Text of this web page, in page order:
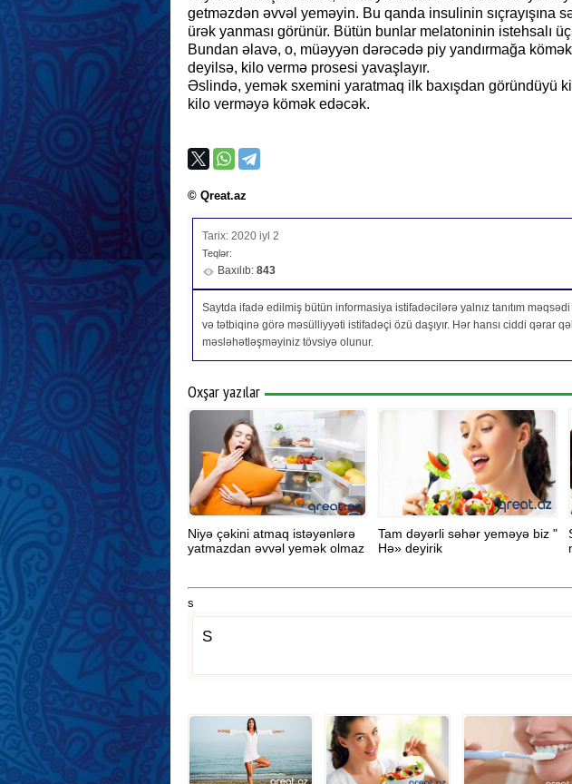
getməzdən əvvəl yeməyin. Bu qanda insulinin sıçrayışına
ürək yanması görünür. Bütün bunlar melatoninin istehsalı
Bundan əlavə, o, müəyyən dərəcədə piy yandırmağa
deyilsə, kilo vermə prosesi yavaşlayır.
Əslində, yemək sxemini yaratmaq ilk baxışdan göründüyü
kilo verməyə kömək edəcək.
© Qreat.az
Tarix: 2020 iyl 2
Teqlər:
Baxılıb: 843
Saytda ifadə edilmiş bütün informasiya istifadəcilərə yalnız tanıtım
və tətbiqinə görə məsülliyyəti istifadəçi özü daşıyır. Hər hansı ciddi qərar
məsləhətləşməyiniz tövsiyə olunur.
Oxşar yazılar
Niyə çəkini atmaq istəyənlərə
yatmazdan əvvəl yemək olmaz
Tam dəyərli səhər yeməyə biz "
Hə» deyirik
s
S